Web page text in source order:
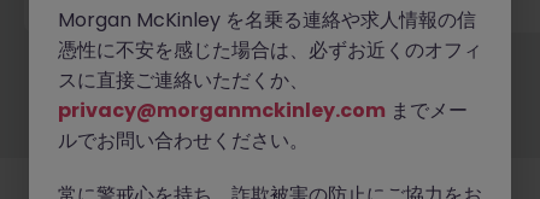
もっと見る
採用企業様新着求人最新トピックス当社について 法務 クッキーの設定
Morgan McKinley を名乗る連絡や求人情報の信
憑性に不安を感じた場合は、必ずお近くのオフィ
スに直接ご連絡いただくか、
privacy@morganmckinley.com までメー
ルでお問い合わせください。